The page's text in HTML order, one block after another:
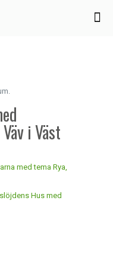
i Väst
med tema Rya,
Hus med